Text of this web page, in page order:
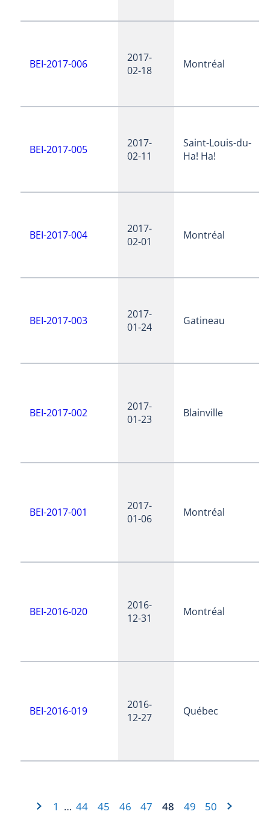
BEI-2017-006
2017-
02-18
Montréal
BEI-2017-005
2017-
02-11
Saint-Louis-du-
Ha! Ha!
BEI-2017-004
2017-
02-01
Montréal
BEI-2017-003
2017-
01-24
Gatineau
BEI-2017-002
2017-
01-23
Blainville
BEI-2017-001
2017-
01-06
Montréal
BEI-2016-020
2016-
12-31
Montréal
BEI-2016-019
2016-
12-27
Québec
1 … 44 45 46 47 48 49 50